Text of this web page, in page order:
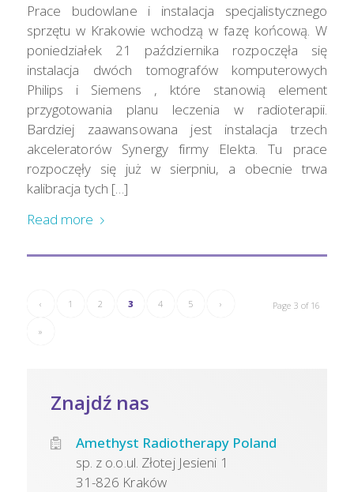
Prace budowlane i instalacja specjalistycznego
sprzętu w Krakowie wchodzą w fazę końcową. W
poniedziałek 21 października rozpoczęła się
instalacja dwóch tomografów komputerowych
Philips i Siemens , które stanowią element
przygotowania planu leczenia w radioterapii.
Bardziej zaawansowana jest instalacja trzech
akceleratorów Synergy firmy Elekta. Tu prace
rozpoczęły się już w sierpniu, a obecnie trwa
kalibracja tych […]
Read more
Page 3 of 16
‹ 1 2 3 4 5 ›
»
Znajdź nas
Amethyst Radiotherapy Poland
sp. z o.o.ul. Złotej Jesieni 1
31-826 Kraków